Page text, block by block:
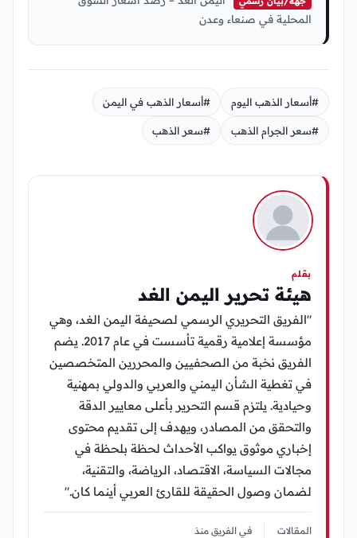
المحلية في صنعاء وعدن
#أسعار الذهب اليوم #أسعار الذهب في اليمن
#سعر الجرام الذهب #سعر الذهب
بقلم
هيئة تحرير اليمن الغد
"الفريق التحريري الرسمي لصحيفة اليمن الغد، وهي
مؤسسة إعلامية رقمية تأسست في عام 2017. يضم
الفريق نخبة من الصحفيين والمحررين المتخصصين
في تغطية الشأن اليمني والعربي والدولي بمهنية
وحيادية. يلتزم قسم التحرير بأعلى معايير الدقة
والتحقق من المصادر، ويهدف إلى تقديم محتوى
إخباري موثوق يواكب الأحداث لحظة بلحظة في
مجالات السياسة، الاقتصاد، الرياضة، والتقنية،
لضمان وصول الحقيقة للقارئ العربي أينما كان."
المقالات في الفريق منذ